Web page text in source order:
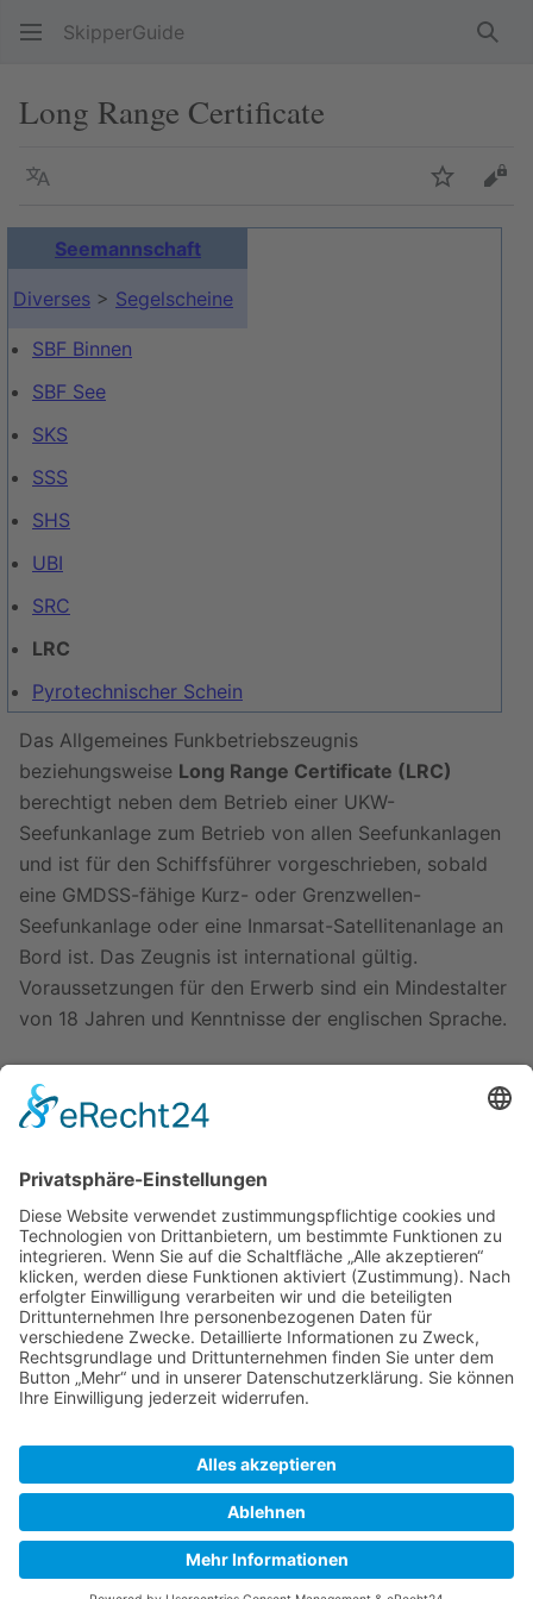
SkipperGuide
Long Range Certificate
Sprache
Seemannschaft
Diverses > Segelscheine
SBF Binnen
SBF See
SKS
SSS
SHS
UBI
SRC
LRC
Pyrotechnischer Schein
Das Allgemeines Funkbetriebszeugnis
beziehungsweise Long Range Certificate (LRC)
berechtigt neben dem Betrieb einer UKW-
Seefunkanlage zum Betrieb von allen Seefunkanlagen
und ist für den Schiffsführer vorgeschrieben, sobald
eine GMDSS-fähige Kurz- oder Grenzwellen-
Seefunkanlage oder eine Inmarsat-Satellitenanlage an
Bord ist. Das Zeugnis ist international gültig.
Voraussetzungen für den Erwerb sind ein Mindestalter
von 18 Jahren und Kenntnisse der englischen Sprache.
Prüfung
Literatur
Zuletzt bearbeitet vor 5 JahrenvonLutzT
,LutzT
SkipperGuide